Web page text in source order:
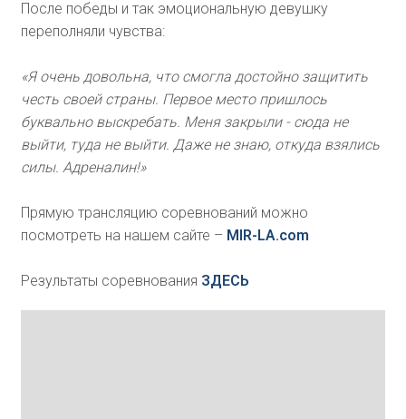
После победы и так эмоциональную девушку
переполняли чувства:
«Я очень довольна, что смогла достойно защитить
честь своей страны. Первое место пришлось
буквально выскребать. Меня закрыли - сюда не
выйти, туда не выйти. Даже не знаю, откуда взялись
силы. Адреналин!»
Прямую трансляцию соревнований можно
посмотреть на нашем сайте – MIR-LA.com
Результаты соревнования ЗДЕСЬ